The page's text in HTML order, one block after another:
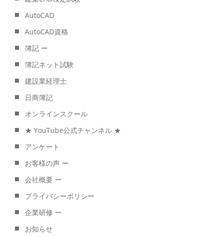
AutoCAD
AutoCAD資格
簿記 ー
簿記ネット試験
建設業経理士
日商簿記
オンラインスクール
★ YouTube公式チャンネル ★
アンケート
お客様の声 ー
会社概要 ー
プライバシーポリシー
企業研修 ー
お知らせ